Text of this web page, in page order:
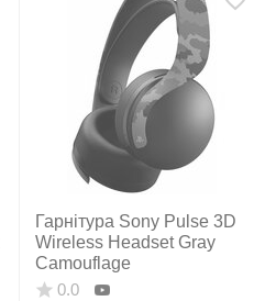
Гарнітура Sony Pulse 3D
Wireless Headset Gray
Camouflage
0.0